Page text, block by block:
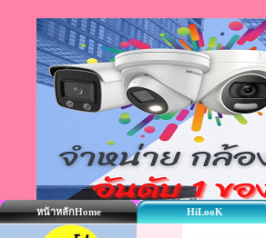
หน้าหลักHome HiLooK